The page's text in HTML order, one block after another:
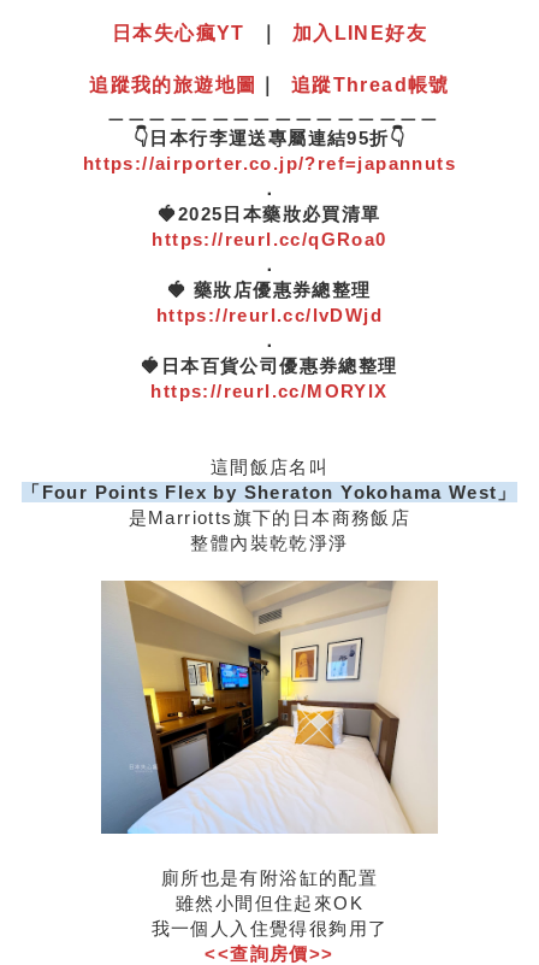
日本失心瘋YT 加入LINE好友
追蹤我的旅遊地圖
追蹤Thread帳號
👇日本行李運送專屬連結95折👇
https://airporter.co.jp/?ref=japannuts
．
🍓2025日本藥妝必買清單
https://reurl.cc/qGRoa0
．
🍓 藥妝店優惠券總整理
https://reurl.cc/lvDWjd
．
🍓日本百貨公司優惠券總整理
https://reurl.cc/MORYlX
這間飯店名叫
「Four Points Flex by Sheraton Yokohama West」
是Marriotts旗下的日本商務飯店
整體內裝乾乾淨淨
廁所也是有附浴缸的配置
雖然小間但住起來OK
我一個人入住覺得很夠用了
<<查詢房價>>